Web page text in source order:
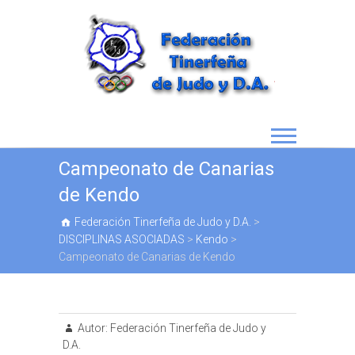
Campeonato de Canarias
de Kendo
Federación Tinerfeña de Judo y D.A. >
DISCIPLINAS ASOCIADAS > Kendo >
Campeonato de Canarias de Kendo
Autor: Federación Tinerfeña de Judo y
D.A.